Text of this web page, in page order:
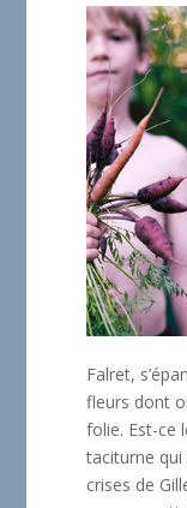
Falret,
fleurs dont
folie. Est-ce
taciturne qui
crises de